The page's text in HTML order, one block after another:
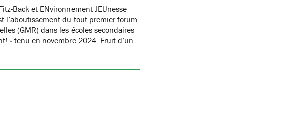
Back et ENvironnement JEUnesse
l’aboutissement du tout premier forum
(GMR) dans les écoles secondaires
» tenu en novembre 2024. Fruit d’un